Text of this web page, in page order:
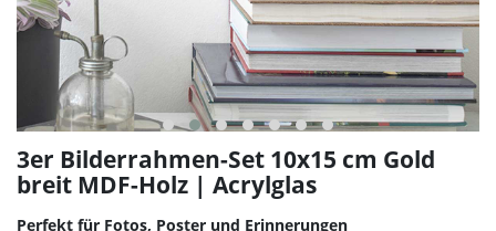
3er Bilderrahmen-Set 10x15 cm Gold
breit MDF-Holz | Acrylglas
Perfekt für Fotos, Poster und Erinnerungen